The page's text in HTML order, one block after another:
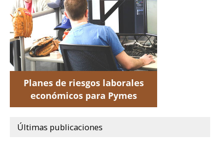
Últimas publicaciones